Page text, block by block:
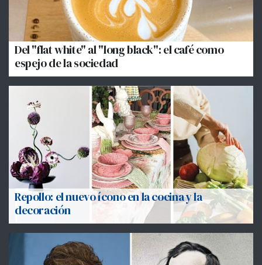
Repollo: el nuevo ícono en la cocina y la
decoración
Del "flat white" al "long black": el café como
espejo de la sociedad